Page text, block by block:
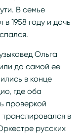
В семье
1958 году и дочь
Ольга
до самой ее
в конце
где оба
проверкой
в
русских